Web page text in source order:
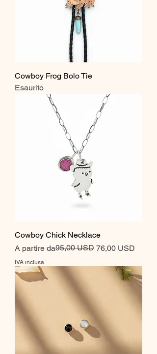
Cowboy Frog Bolo Tie
Esaurito
Cowboy Chick Necklace
A partire da
Prezzo regolare95,00 USD 76,00 USD
Prezzo scontato
IVA inclusa